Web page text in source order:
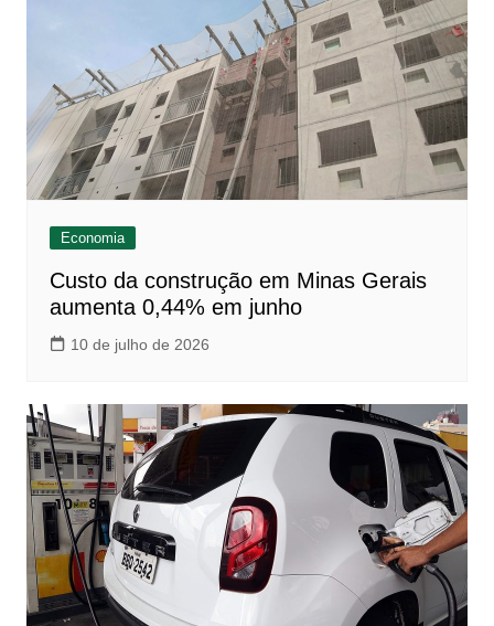
Economia
Custo da construção em Minas Gerais
aumenta 0,44% em junho
10 de julho de 2026